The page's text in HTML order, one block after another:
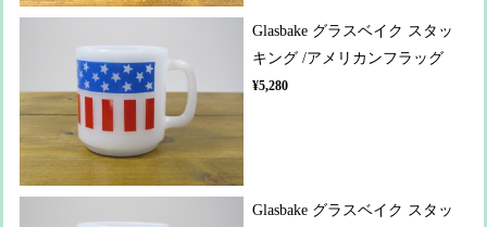
Glasbake グラスベイク スタッ
キング /アメリカンフラッグ
¥5,280
Glasbake グラスベイク スタッ